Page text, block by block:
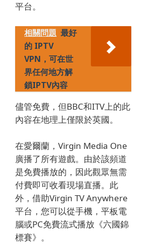
平台。
相關問題 最好
的 IPTV
VPN，可在世
界任何地方解
鎖IPTV內容
儘管免費，但BBC和ITV上的此
內容在地理上僅限於英國。
在愛爾蘭，Virgin Media One
廣播了所有遊戲。 由於該頻道
是免費播放的，因此觀眾無需
付費即可收看現場直播。 此
外，借助Virgin TV Anywhere
平台，您可以從手機，平板電
腦或PC免費流式播放《六國錦
標賽》。